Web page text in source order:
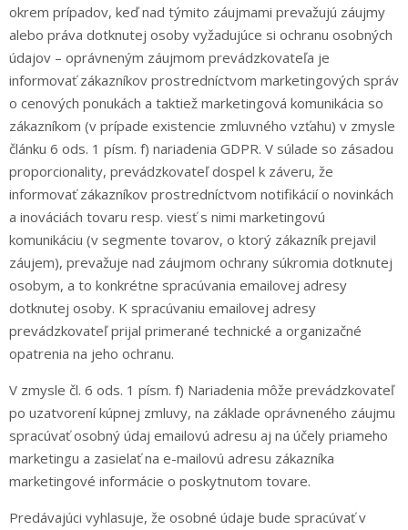
okrem prípadov, keď nad týmito záujmami prevažujú záujmy
alebo práva dotknutej osoby vyžadujúce si ochranu osobných
údajov – oprávneným záujmom prevádzkovateľa je
informovať zákazníkov prostredníctvom marketingových správ
o cenových ponukách a taktiež marketingová komunikácia so
zákazníkom (v prípade existencie zmluvného vzťahu) v zmysle
článku 6 ods. 1 písm. f) nariadenia GDPR. V súlade so zásadou
proporcionality, prevádzkovateľ dospel k záveru, že
informovať zákazníkov prostredníctvom notifikácií o novinkách
a inováciách tovaru resp. viesť s nimi marketingovú
komunikáciu (v segmente tovarov, o ktorý zákazník prejavil
záujem), prevažuje nad záujmom ochrany súkromia dotknutej
osobym, a to konkrétne spracúvania emailovej adresy
dotknutej osoby. K spracúvaniu emailovej adresy
prevádzkovateľ prijal primerané technické a organizačné
opatrenia na jeho ochranu.
V zmysle čl. 6 ods. 1 písm. f) Nariadenia môže prevádzkovateľ
po uzatvorení kúpnej zmluvy, na základe oprávneného záujmu
spracúvať osobný údaj emailovú adresu aj na účely priameho
marketingu a zasielať na e-mailovú adresu zákazníka
marketingové informácie o poskytnutom tovare.
Predávajúci vyhlasuje, že osobné údaje bude spracúvať v